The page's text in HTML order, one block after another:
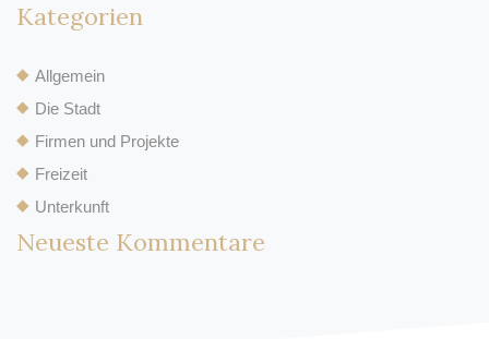
Kategorien
Allgemein
Die Stadt
Firmen und Projekte
Freizeit
Unterkunft
Neueste Kommentare